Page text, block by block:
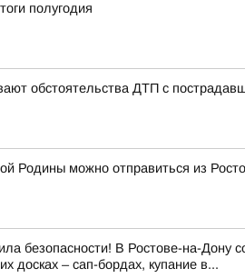
полугодия
обстоятельства ДТП с
Родины можно отправиться из
безопасности! В Ростове-на-Дону
досках – сап-бордах, купание в...